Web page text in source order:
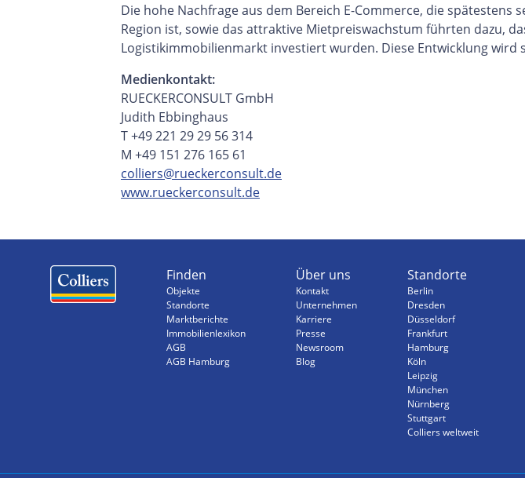
Die hohe Nachfrage aus dem Bereich E-Commerce, die
Region ist, sowie das attraktive Mietpreiswachstum führten dazu,
Logistikimmobilienmarkt investiert wurden. Diese Entwicklung
Medienkontakt:
RUECKERCONSULT GmbH
Judith Ebbinghaus
T +49 221 29 29 56 314
M +49 151 276 165 61
colliers@rueckerconsult.de
www.rueckerconsult.de
Finden
Objekte
Standorte
Marktberichte
Immobilienlexikon
AGB
AGB Hamburg
Über uns
Kontakt
Unternehmen
Karriere
Presse
Newsroom
Blog
Standorte
Berlin
Dresden
Düsseldorf
Frankfurt
Hamburg
Köln
Leipzig
München
Nürnberg
Stuttgart
Colliers weltweit